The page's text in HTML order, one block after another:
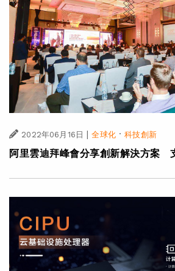
2022年06月16日 | 全球化·科技創新
阿里雲迪拜峰會分享創新解決方案